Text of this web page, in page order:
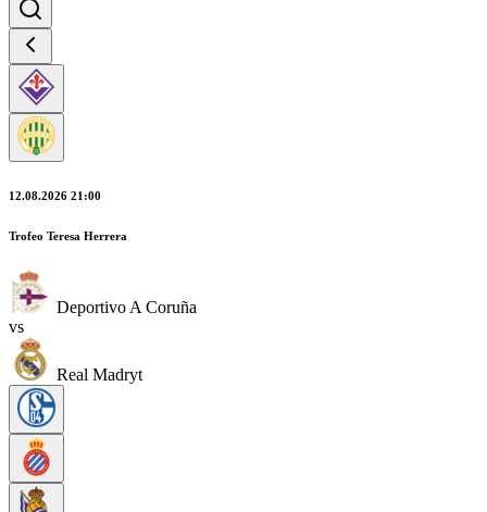
12.08.2026 21:00
Trofeo Teresa Herrera
Deportivo A Coruña
vs
Real Madryt